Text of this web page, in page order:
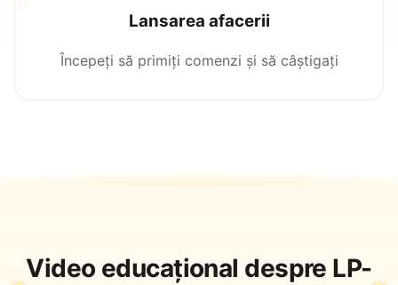
Lansarea afacerii
Începeți să primiți comenzi și să câștigați
Video educațional despre LP-